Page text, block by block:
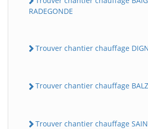
RADEGONDE
Trouver chantier chauffage
Trouver chantier chauffage
Trouver chantier chauffage